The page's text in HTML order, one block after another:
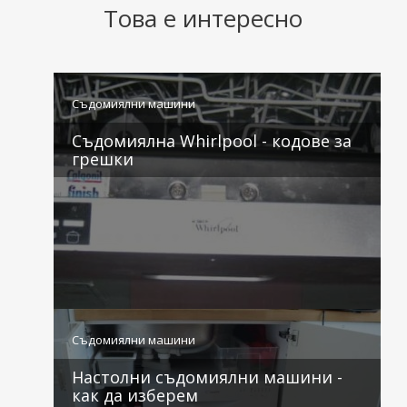
Това е интересно
Съдомиялни машини
Съдомиялна Whirlpool - кодове за
грешки
1 коментар
Съдомиялни машини
Настолни съдомиялни машини -
как да изберем